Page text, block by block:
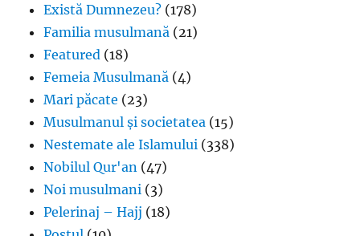
Există Dumnezeu? (178)
Familia musulmană (21)
Featured (18)
Femeia Musulmană (4)
Mari păcate (23)
Musulmanul și societatea (15)
Nestemate ale Islamului (338)
Nobilul Qur'an (47)
Noi musulmani (3)
Pelerinaj – Hajj (18)